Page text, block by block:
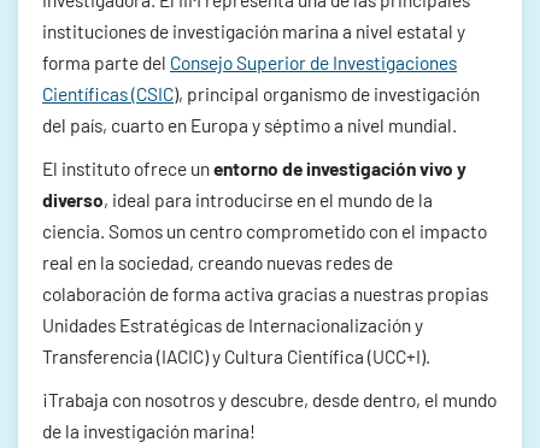
instituciones de investigación marina a nivel estatal y
forma parte del Consejo Superior de Investigaciones
Científicas (CSIC), principal organismo de investigación
del país, cuarto en Europa y séptimo a nivel mundial.
El instituto ofrece unentorno de investigación vivo y
diverso, ideal para introducirse en el mundo de la
ciencia. Somos un centro comprometido con el impacto
real en la sociedad, creando nuevas redes de
colaboración de forma activa gracias a nuestras propias
Unidades Estratégicas de Internacionalización y
Transferencia (IACIC) y Cultura Científica (UCC+I).
¡Trabaja con nosotros y descubre, desde dentro, el mundo
de la investigación marina!